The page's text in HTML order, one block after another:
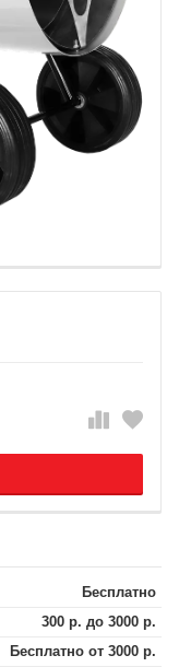
Бесплатно
300 р. до 3000 р.
Бесплатно от 3000 р.